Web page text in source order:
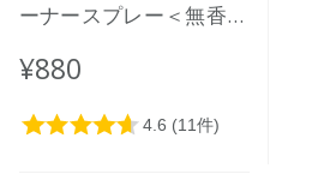
ーナースプレー＜無香料
¥880